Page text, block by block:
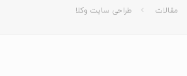
مقالات طراحی سایت وکلا